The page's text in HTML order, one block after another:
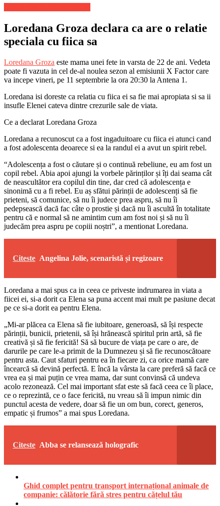
Loredana Groza declara ca are o relatie
speciala cu fiica sa
Loredana Groza este mama unei fete in varsta de 22 de ani. Vedeta
poate fi vazuta in cel de-al noulea sezon al emisiunii X Factor care
va incepe vineri, pe 11 septembrie la ora 20:30 la Antena 1.
Loredana isi doreste ca relatia cu fiica ei sa fie mai apropiata si sa ii
insufle Elenei cateva dintre crezurile sale de viata.
Ce a declarat Loredana Groza
Loredana a recunoscut ca a fost ingaduitoare cu fiica ei atunci cand
a fost adolescenta deoarece si ea la randul ei a avut un spirit rebel.
“Adolescența a fost o căutare și o continuă rebeliune, eu am fost un
copil rebel. Abia apoi ajungi la vorbele părinților și îți dai seama cât
de neascultător era copilul din tine, dar cred că adolescența e
sinonimă cu a fi rebel. Eu aș sfătui părinții de adolescenți să fie
prieteni, să comunice, să nu îi judece prea aspru, să nu îi
pedepsească dacă fac câte o prostie și dacă nu îi ascultă în totalitate
pentru că e normal să ne amintim cum am fost noi și să nu îi
judecăm prea aspru pe copiii noștri”, a mentionat Loredana.
Citeste Angelina Jolie, scenaristă și regizoare
Loredana a mai spus ca in ceea ce priveste indrumarea in viata a
fiicei ei, si-a dorit ca Elena sa puna accent mai mult pe pasiune decat
pe ce si-a dorit ea pentru Elena.
„Mi-ar plăcea ca Elena să fie iubitoare, generoasă, să își respecte
părinții, bunicii, prietenii, să își hrănească spiritul prin artă, să fie
creativă și să fie fericită! Să să bucure de viața pe care o are, de
darurile pe care le-a primit de la Dumnezeu și să fie recunoscătoare
pentru asta. Caut sfaturi pentru ea în fiecare zi, ca orice mamă care
încearcă să devină perfectă. E încă la vârsta la care preferă să facă ce
vrea ea și mai puțin ce vrea mama, dar sunt convinsă că undeva
acolo rezonează. Cel mai important sfat este să facă ceea ce îi place,
ce o reprezintă, ce o face fericită, nu vreau să îi impun nimic din
punctul acesta de vedere, doar să fie un om bun, corect, generos,
empatic și frumos” a mai spus Loredana.
Citeste Abba se relansează holografic
Ghid complet pentru transport internațional animale de
companie: călătorie fără stres pentru cățelul tău